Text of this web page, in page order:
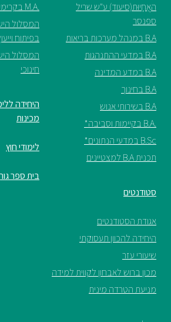
הרשמו
עכשיו
האֲחָיוּת(סיעוד) ע"ש שריל
ספנסר
B.A במנהל מערכות בריאות
B.A במדעי ההתנהגות
B.A במדע המדינה
B.A בחינוך
B.A בשירותי אנוש
.B.A בקיימות וסביבה*
B.Sc במדעי הנתונים*
תכנית B.A למצטיינים
.M.A בקרימינולוגיה שיקומית*
המסלול
בפיתוח
המסלול
חינוכי
היחידה
מכינות
לימודי חוץ
בית ספר
סטודנטים
אגודת הסטודנטים
היחידה להכוון תעסוקתי
שיעורי עזר
מכון ברוש לאבחון לקווית למידה
מניעת הטרדה מינית